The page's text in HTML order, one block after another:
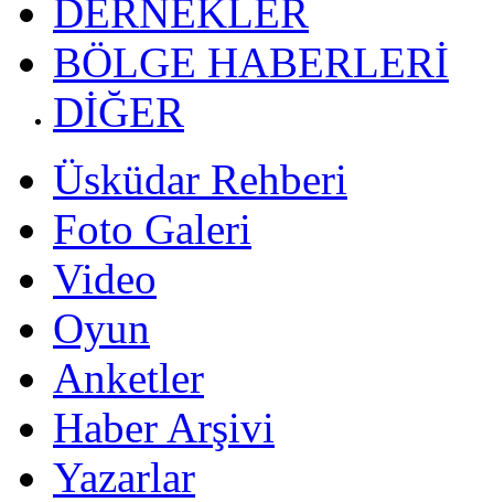
DERNEKLER
BÖLGE HABERLERİ
DİĞER
Üsküdar Rehberi
Foto Galeri
Video
Oyun
Anketler
Haber Arşivi
Yazarlar